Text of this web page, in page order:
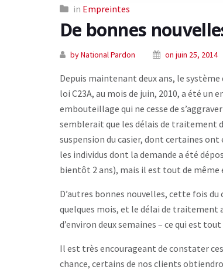
in Empreintes
De bonnes
by National Pardon on juin 25, 2014
Depuis maintenant deux ans, le
loi C23A, au mois de juin, 2010, a été
embouteillage qui ne cesse de
semblerait que les délais de traitement
suspension du casier, dont certaines
les individus dont la demande a été
bientôt 2 ans), mais il est tout de même
D’autres bonnes nouvelles, cette fois
quelques mois, et le délai de
d’environ deux semaines – ce qui est
Il est très encourageant de constater
chance, certains de nos clients